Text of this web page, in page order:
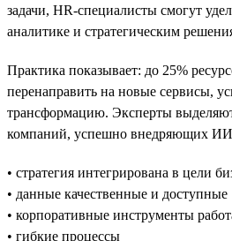
задачи, HR-специалисты смогут
аналитике и стратегическим
Практика показывает: до 25%
перенаправить на новые сервисы,
трансформацию. Эксперты
компаний, успешно внедряющих
• стратегия интегрирована в цели
• данные качественные и доступные
• корпоративные инструменты
• гибкие процессы